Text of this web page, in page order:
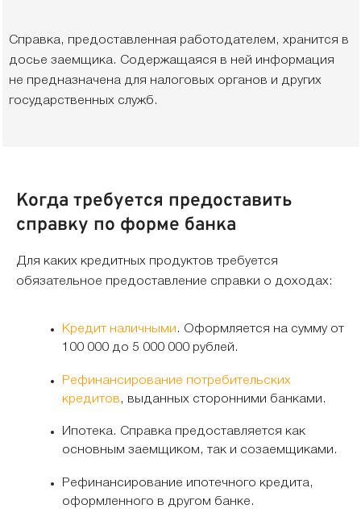
Справка, предоставленная работодателем, хранится в
досье заемщика. Содержащаяся в ней информация
не предназначена для налоговых органов и других
государственных служб.
Когда требуется предоставить
справку по форме банка
Для каких кредитных продуктов требуется
обязательное предоставление справки о доходах:
Кредит наличными . Оформляется на сумму от
100 000 до 5 000 000 рублей.
Рефинансирование потребительских
кредитов , выданных сторонними банками.
Ипотека. Справка предоставляется как
основным заемщиком, так и созаемщиками.
Рефинансирование ипотечного кредита,
оформленного в другом банке.